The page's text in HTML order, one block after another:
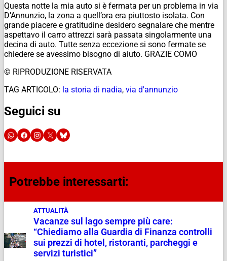
Questa notte la mia auto si è fermata per un problema in via
D’Annunzio, la zona a quell’ora era piuttosto isolata. Con
grande piacere e gratitudine desidero segnalare che mentre
aspettavo il carro attrezzi sarà passata singolarmente una
decina di auto. Tutte senza eccezione si sono fermate se
chiedere se avessimo bisogno di aiuto. GRAZIE COMO
© RIPRODUZIONE RISERVATA
TAG ARTICOLO: la storia di nadia, via d'annunzio
Seguici su
Potrebbe interessarti:
ATTUALITÀ
Vacanze sul lago sempre più care:
“Chiediamo alla Guardia di Finanza controlli
sui prezzi di hotel, ristoranti, parcheggi e
servizi turistici”